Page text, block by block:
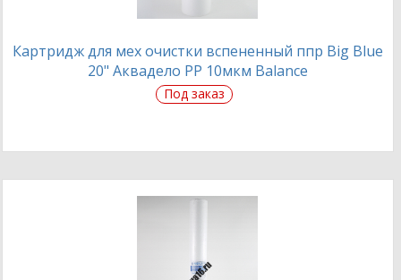
Картридж для мех очистки вспененный ппр Big Blue
20" Аквадело PP 10мкм Balance
Под заказ